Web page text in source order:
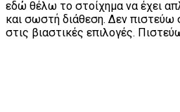
εδώ θέλω το στοίχημα να έχει
και σωστή διάθεση. Δεν πιστεύω
στις βιαστικές επιλογές.